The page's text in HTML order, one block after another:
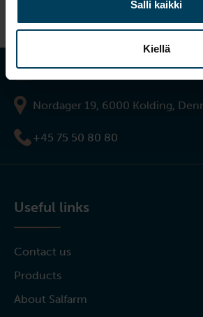
Salli kaikki
Kiellä
info@salfarm.com
Nordager 19, 6000 Kolding,
+45 75 50 80 80
Useful links
Contact us
Products
About Salfarm